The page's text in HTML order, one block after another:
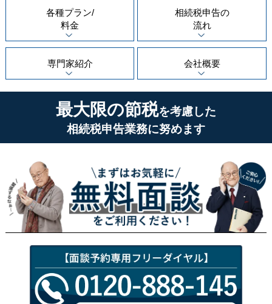
各種プラン/
料金
相続税申告の
流れ
専門家紹介 会社概要
最大限の節税を考慮した
相続税申告業務に努めます